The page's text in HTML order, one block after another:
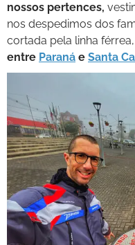
nossos pertences,
nos despedimos dos
cortada pela linha
entre Paraná e Santa